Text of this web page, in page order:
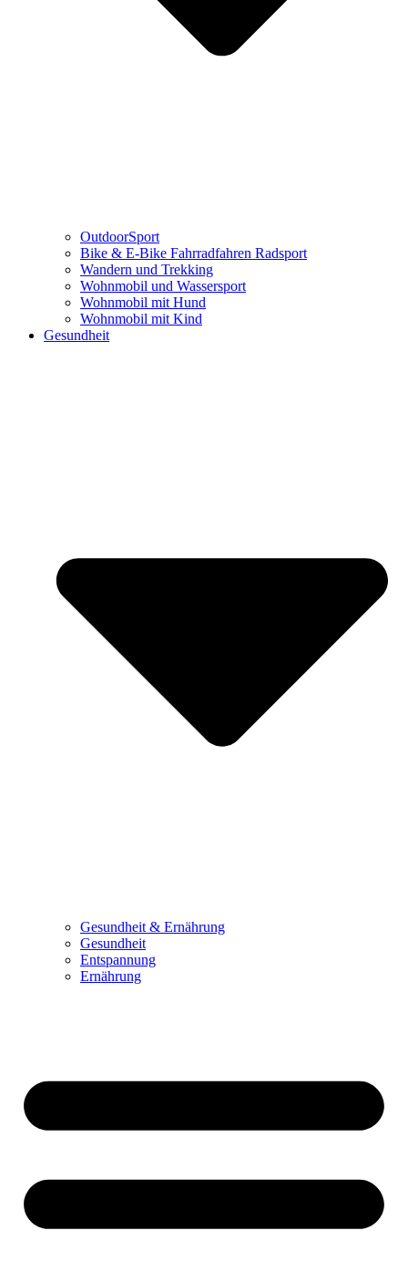
OutdoorSport
Bike & E-Bike Fahrradfahren Radsport
Wandern und Trekking
Wohnmobil und Wassersport
Wohnmobil mit Hund
Wohnmobil mit Kind
Gesundheit
Gesundheit & Ernährung
Gesundheit
Entspannung
Ernährung